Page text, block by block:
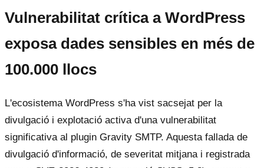
Vulnerabilitat crítica a WordPress
exposa dades sensibles en més de
100.000 llocs
L'ecosistema WordPress s'ha vist sacsejat per la
divulgació i explotació activa d'una vulnerabilitat
significativa al plugin Gravity SMTP. Aquesta fallada de
divulgació d'informació, de severitat mitjana i registrada